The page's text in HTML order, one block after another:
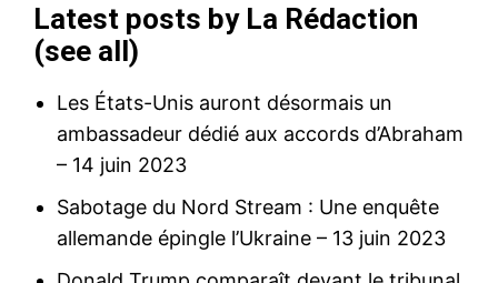
Latest posts by La Rédaction
(see all)
Les États-Unis auront désormais un
ambassadeur dédié aux accords d’Abraham
– 14 juin 2023
Sabotage du Nord Stream : Une enquête
allemande épingle l’Ukraine – 13 juin 2023